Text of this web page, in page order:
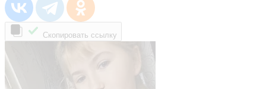
Скопировать ссылку